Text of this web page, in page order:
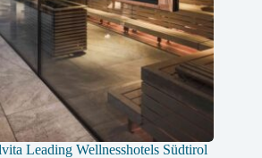
Leading Wellnesshotels Südtirol